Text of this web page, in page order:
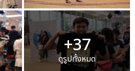
+37
ดูรูปทั้งหมด